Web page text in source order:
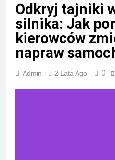
Odkryj tajniki
silnika: Jak
kierowców
napraw
Admin 2 Lata Ago 0